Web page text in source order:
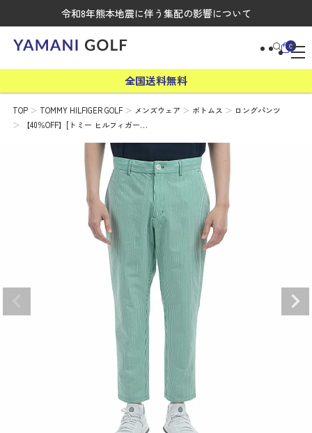
令和8年熊本地震に伴う集配の影響について
0
全国送料無料
TOP TOMMY HILFIGER GOLF メンズウェア ボトムス
ロングパンツ
【40％OFF】[トミー ヒルフィガー…